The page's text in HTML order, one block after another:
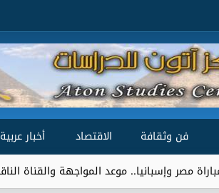
فن وثقافة الاقتصاد أخبار عربية
المواجهة والقناة الناقلة في نصف نهائي